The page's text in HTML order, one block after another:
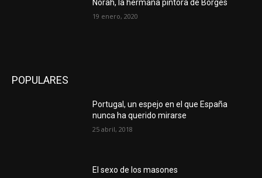
Norah, la hermana pintora de Borges
19 enero, 2020
POPULARES
Portugal, un espejo en el que España
nunca ha querido mirarse
25 abril, 2018
El sexo de los masones